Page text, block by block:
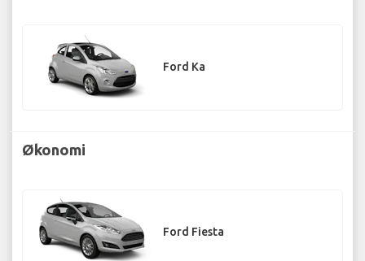
Ford Ka
Økonomi
Ford Fiesta